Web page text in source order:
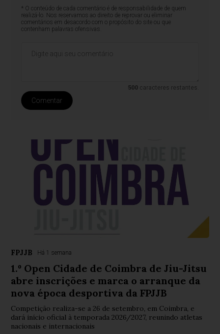
* O conteúdo de cada comentário é de responsabilidade de quem
realizá-lo. Nos reservamos ao direito de reprovar ou eliminar
comentários em desacordo com o propósito do site ou que
contenham palavras ofensivas.
500 caracteres restantes.
Comentar
FPJJB Há 1 semana
1.º Open Cidade de Coimbra de Jiu-Jitsu
abre inscrições e marca o arranque da
nova época desportiva da FPJJB
Competição realiza-se a 26 de setembro, em Coimbra, e
dará início oficial à temporada 2026/2027, reunindo atletas
nacionais e internacionais